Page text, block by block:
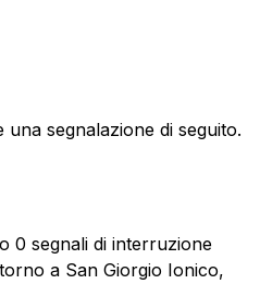
segnalazione di seguito.
0 segnali di interruzione
a San Giorgio Ionico,